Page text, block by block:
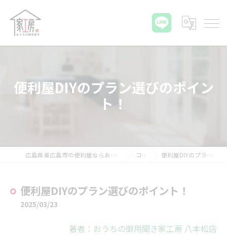
便利屋DIYのプラン選びのポイン
ト！
広島県東広島市の便利屋ならおうちの御用聞き家工房 八本松店 コラム 便利屋DIYのプラン選びのポイント！
便利屋DIYのプラン選びのポイント！
2025/03/23
著者：おうちの御用聞き家工房 八本松店